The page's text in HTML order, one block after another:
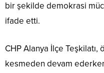
bir şekilde demokrasi
ifade etti.
CHP Alanya İlçe Teşkilatı,
kesmeden devam